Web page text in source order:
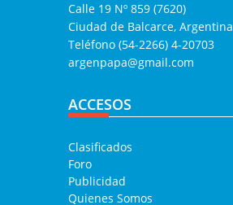
Calle 19 Nº 859 (7620)
Ciudad de Balcarce, Argentina
Teléfono (54-2266) 4-20703
argenpapa@gmail.com
ACCESOS
Clasificados
Foro
Publicidad
Quienes Somos